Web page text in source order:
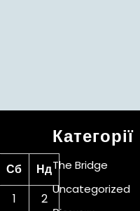
Сб
Нд
1
2
Категорії
The Bridge
Uncategorized